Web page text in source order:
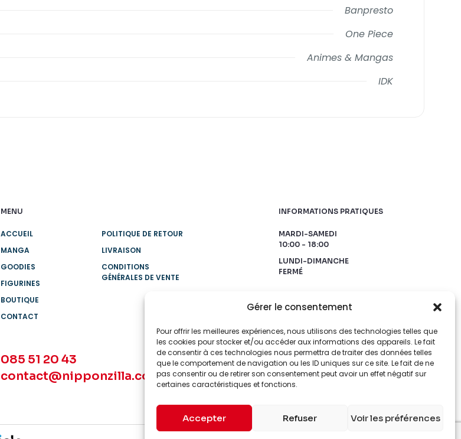
Gérer le consentement
Pour offrir les meilleures expériences, nous utilisons des technologies telles que
les cookies pour stocker et/ou accéder aux informations des appareils. Le fait
de consentir à ces technologies nous permettra de traiter des données telles
que le comportement de navigation ou les ID uniques sur ce site. Le fait de ne
pas consentir ou de retirer son consentement peut avoir un effet négatif sur
certaines caractéristiques et fonctions.
Accepter Refuser Voir les préférences
Banpresto
One Piece
Animes & Mangas
IDK
MENU
ACCUEIL
MANGA
GOODIES
FIGURINES
BOUTIQUE
CONTACT
POLITIQUE DE RETOUR
LIVRAISON
CONDITIONS
GÉNÉRALES DE VENTE
085 51 20 43
contact@nipponzilla.com
INFORMATIONS PRATIQUES
MARDI-SAMEDI
10:00 - 18:00
LUNDI-DIMANCHE
FERMÉ